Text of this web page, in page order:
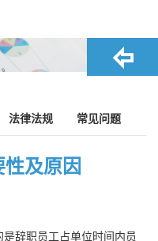
法律法规 常见问题
及原因
辞职员工占单位时间内员